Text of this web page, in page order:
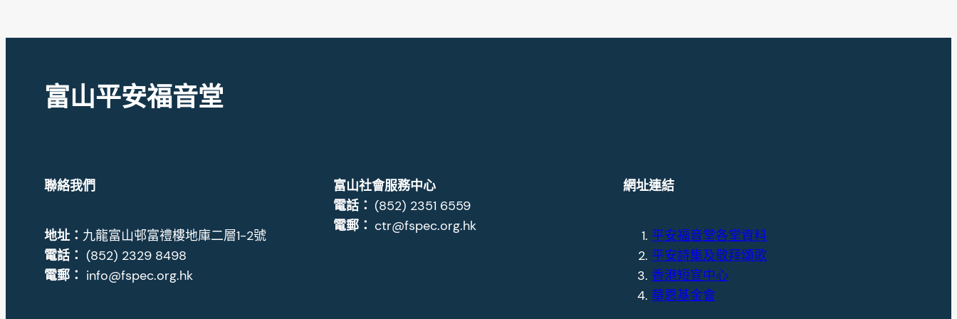
富山平安福音堂
聯絡我們
地址： 九龍富山邨富禮樓地庫二層1-2號
電話： (852) 2329 8498
電郵： info@fspec.org.hk
富山社會服務中心
電話：(852) 2351 6559
電郵：ctr@fspec.org.hk
網址連結
平安福音堂各堂資料
平安詩集及敬拜頌歌
香港短宣中心
華恩基金會